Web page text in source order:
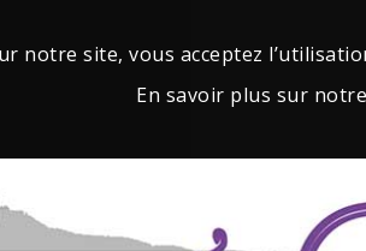
notre site, vous acceptez
En savoir plus sur